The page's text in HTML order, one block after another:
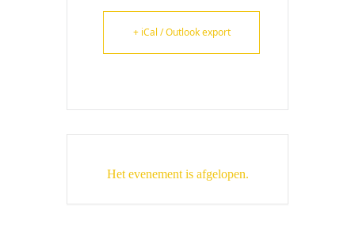
+ iCal / Outlook export
Het evenement is afgelopen.